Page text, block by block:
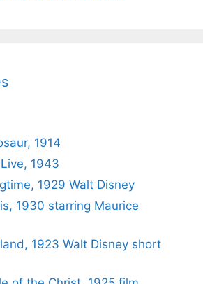
1914
1943
1929 Walt Disney
1930 starring Maurice
1923 Walt Disney short